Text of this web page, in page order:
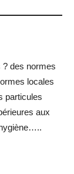
? des normes
locales
particules
aux